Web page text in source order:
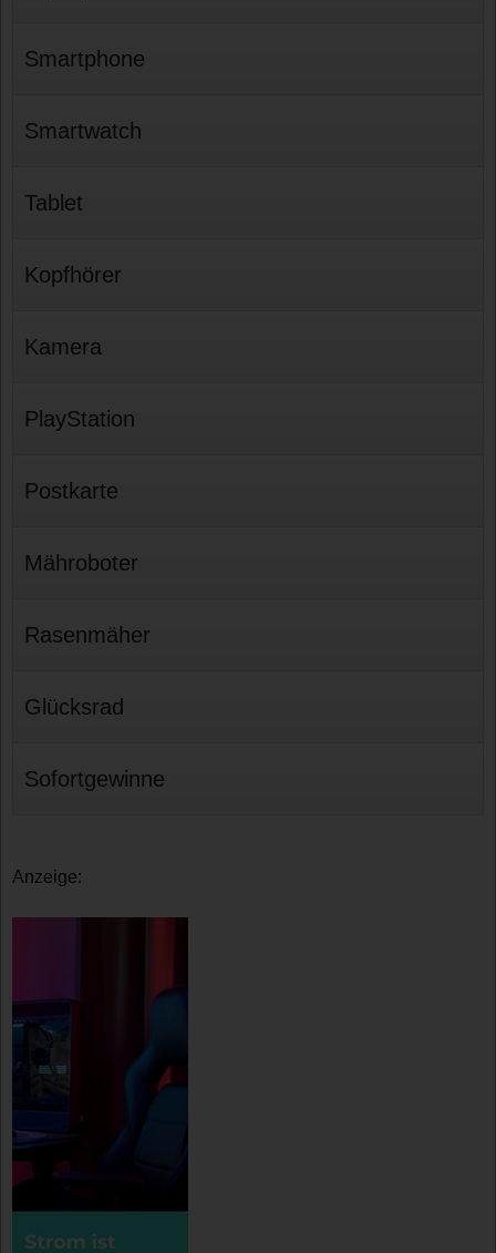
Smartphone
Smartwatch
Tablet
Kopfhörer
Kamera
PlayStation
Postkarte
Mähroboter
Rasenmäher
Glücksrad
Sofortgewinne
Anzeige: